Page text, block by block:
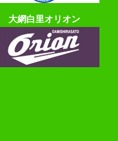
大網白里オリオン